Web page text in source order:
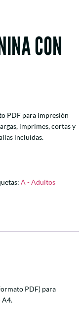
CON
PDF para impresión
imprimes, cortas y
incluídas.
A - Adultos
PDF) para
A4.